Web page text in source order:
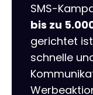
SMS-
bis zu
gerichtet
schnelle